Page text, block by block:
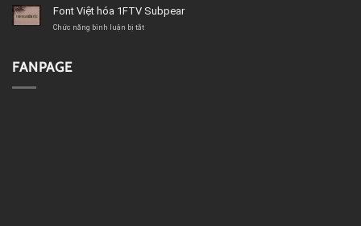
hóa
1FTV
Font Việt hóa 1FTV Subpear
Chức năng bình luận bị tắtở
FANPAGE